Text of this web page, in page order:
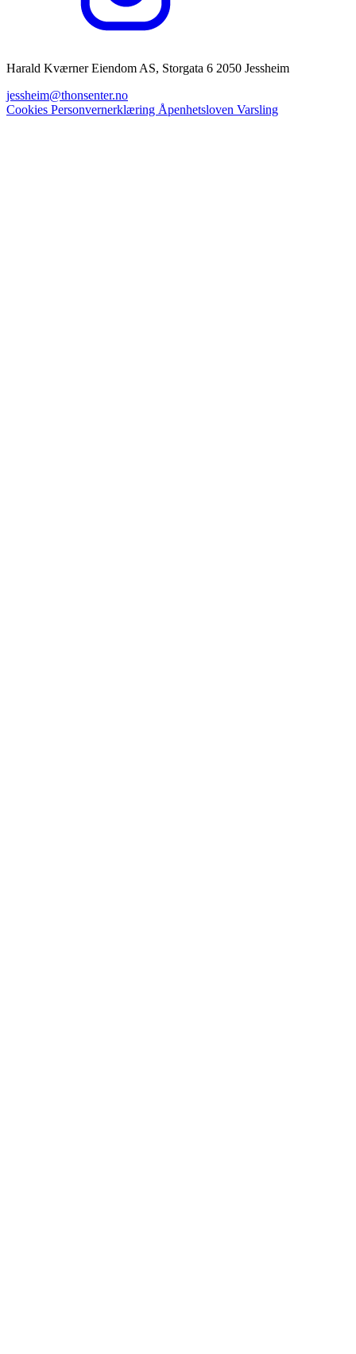
Harald Kværner Eiendom AS, Storgata 6 2050 Jessheim
jessheim@thonsenter.no
Cookies Personvernerklæring Åpenhetsloven Varsling